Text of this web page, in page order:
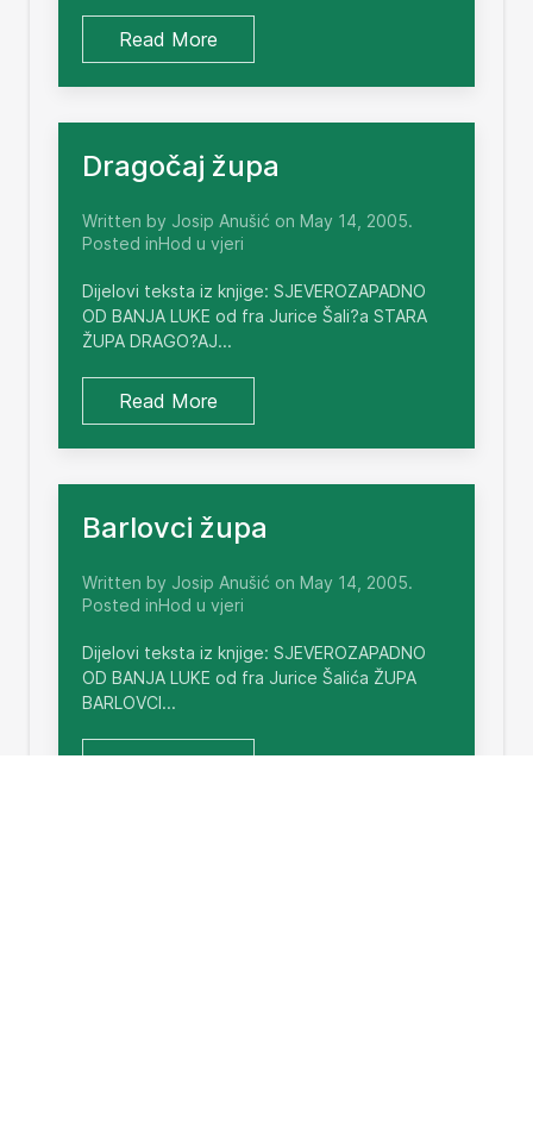
Read More
Dragočaj župa
Written by Josip Anušić on May 14, 2005.
Posted inHod u vjeri
Dijelovi teksta iz knjige: SJEVEROZAPADNO
OD BANJA LUKE od fra Jurice Šali?a STARA
ŽUPA DRAGO?AJ...
Read More
Barlovci župa
Written by Josip Anušić on May 14, 2005.
Posted inHod u vjeri
Dijelovi teksta iz knjige: SJEVEROZAPADNO
OD BANJA LUKE od fra Jurice Šalića ŽUPA
BARLOVCI...
Read More